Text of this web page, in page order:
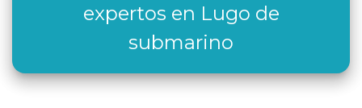
expertos en Lugo de
submarino